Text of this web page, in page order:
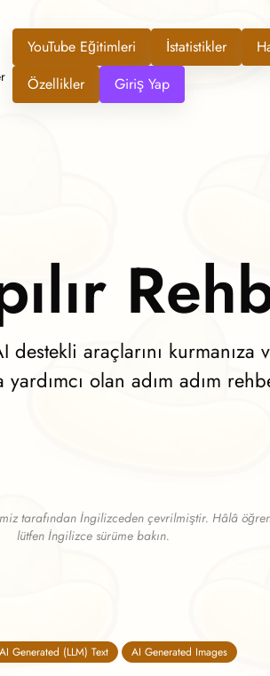
YouTube Eğitimleri İstatistikler
Özellikler
Giriş Yap
destekli araçlarını
yardımcı olan adım adım
tarafından İngilizceden çevrilmiştir. Hâlâ
lütfen İngilizce sürüme bakın.
AI Generated (LLM) Text AI Generated Images